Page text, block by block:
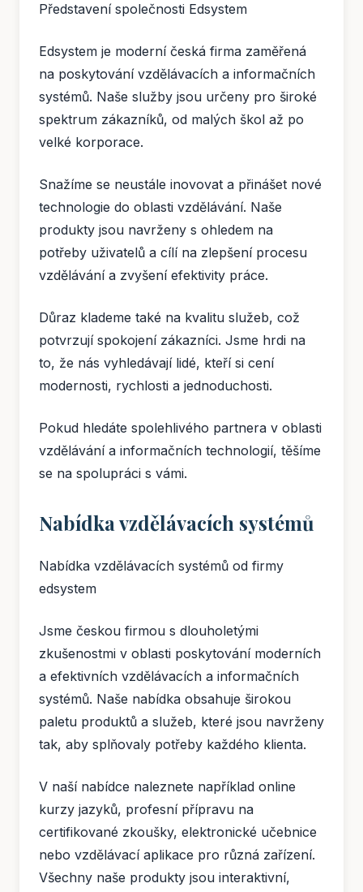
Představení společnosti Edsystem
Edsystem je moderní česká firma zaměřená
na poskytování vzdělávacích a informačních
systémů. Naše služby jsou určeny pro široké
spektrum zákazníků, od malých škol až po
velké korporace.
Snažíme se neustále inovovat a přinášet nové
technologie do oblasti vzdělávání. Naše
produkty jsou navrženy s ohledem na
potřeby uživatelů a cílí na zlepšení procesu
vzdělávání a zvyšení efektivity práce.
Důraz klademe také na kvalitu služeb, což
potvrzují spokojení zákazníci. Jsme hrdi na
to, že nás vyhledávají lidé, kteří si cení
modernosti, rychlosti a jednoduchosti.
Pokud hledáte spolehlivého partnera v oblasti
vzdělávání a informačních technologií, těšíme
se na spolupráci s vámi.
Nabídka vzdělávacích systémů
Nabídka vzdělávacích systémů od firmy
edsystem
Jsme českou firmou s dlouholetými
zkušenostmi v oblasti poskytování moderních
a efektivních vzdělávacích a informačních
systémů. Naše nabídka obsahuje širokou
paletu produktů a služeb, které jsou navrženy
tak, aby splňovaly potřeby každého klienta.
V naší nabídce naleznete například online
kurzy jazyků, profesní přípravu na
certifikované zkoušky, elektronické učebnice
nebo vzdělávací aplikace pro různá zařízení.
Všechny naše produkty jsou interaktivní,